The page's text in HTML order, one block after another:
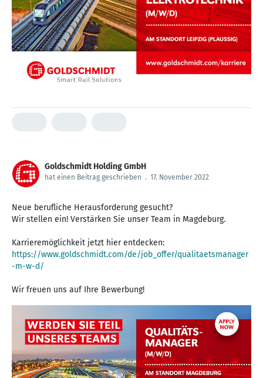
Goldschmidt Holding GmbH
hat einen Beitrag geschrieben . 17. November 2022
Neue berufliche Herausforderung gesucht?
Wir stellen ein! Verstärken Sie unser Team in Magdeburg.
Karrieremöglichkeit jetzt hier entdecken:
https://www.goldschmidt.com/de/job_offer/qualitaetsmanager
-m-w-d/
Wir freuen uns auf Ihre Bewerbung!